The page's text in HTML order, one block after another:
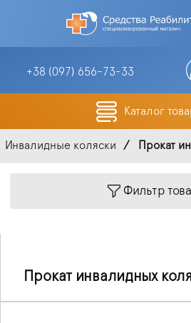
+38 (097) 656-73-33
Каталог
Инвалидные коляски Прокат
Фильтр
Прокат инвалидных